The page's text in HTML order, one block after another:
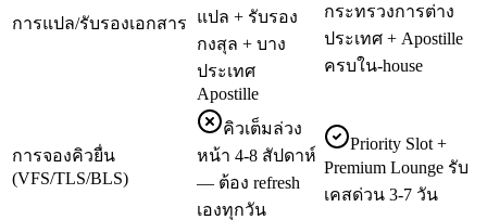
การแปล/รับรองเอกสาร
แปล + รับรอง
กงสุล + บาง
ประเทศ
Apostille
กระทรวงการต่าง
ประเทศ + Apostille
ครบใน-house
การจองคิวยื่น
(VFS/TLS/BLS)
คิวเต็มล่วง
หน้า 4-8 สัปดาห์
— ต้อง refresh
เองทุกวัน
Priority Slot +
Premium Lounge รับ
เคสด่วน 3-7 วัน